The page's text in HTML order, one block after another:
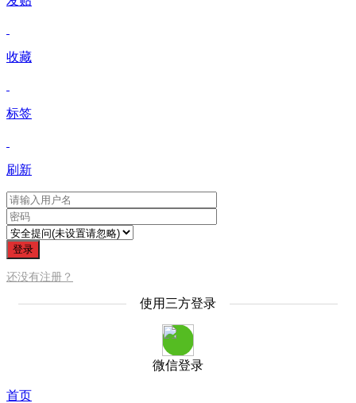
收藏
标签
刷新
登录
还没有注册？
使用三方登录
微信登录
首页